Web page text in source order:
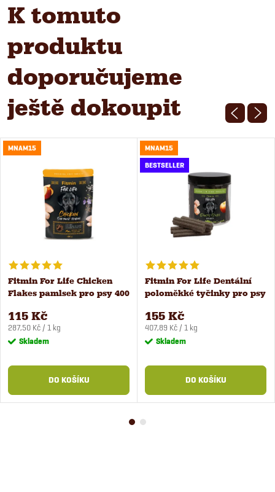
K tomuto
produktu
doporučujeme
ještě dokoupit
MNAM15
Fitmin For Life Chicken
Flakes pamlsek pro psy 400
115 Kč
Měrná
cena:
287,50 Kč / 1 kg
Skladem
DO KOŠÍKU
MNAM15
BESTSELLER
Fitmin For Life Dentální
poloměkké tyčinky pro psy
155 Kč
Měrná
cena:
407,89 Kč / 1 kg
Skladem
DO KOŠÍKU